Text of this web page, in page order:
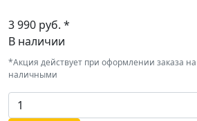
3 990 руб. *
В наличии
*Акция действует при оформлении заказа на
наличными